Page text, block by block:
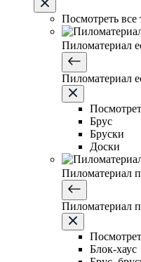
Посмотреть все
Пиломатериал
Пиломатериал
Брус
Бруски
Доски
Пиломатериал
Пиломатериал
Блок-хаус